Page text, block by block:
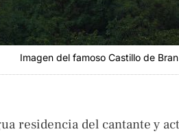
Imagen del famoso Castillo de
residencia del cantante y